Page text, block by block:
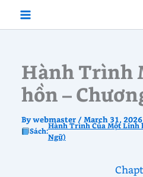
Hành Trình
hồn –
Bywebmaster / March 31, 2026
Sách:
Hành Trình Của Một Linh
Ngữ)